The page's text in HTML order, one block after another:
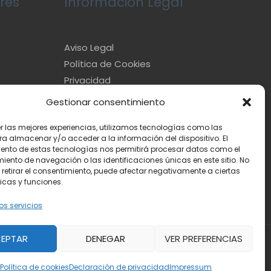
Gestionar consentimiento
las mejores experiencias, utilizamos tecnologías como las
almacenar y/o acceder a la información del dispositivo. El
de estas tecnologías nos permitirá procesar datos como el
de navegación o las identificaciones únicas en este sitio. No
el consentimiento, puede afectar negativamente a ciertas
y funciones.
servicios
DENEGAR VER PREFERENCIAS
Política de cookiesDeclaración de privacidadImpressum
Aviso Legal
Política de Cookies
Privacidad